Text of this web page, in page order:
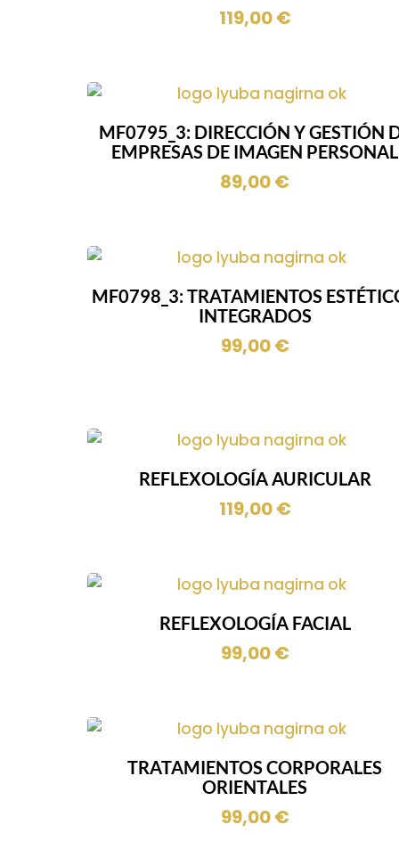
119,00€
MF0795_3: DIRECCIÓN Y GESTIÓN
EMPRESAS DE IMAGEN PERSONAL
89,00€
MF0798_3: TRATAMIENTOS
INTEGRADOS
99,00€
REFLEXOLOGÍA AURICULAR
119,00€
REFLEXOLOGÍA FACIAL
99,00€
TRATAMIENTOS CORPORALES
ORIENTALES
99,00€